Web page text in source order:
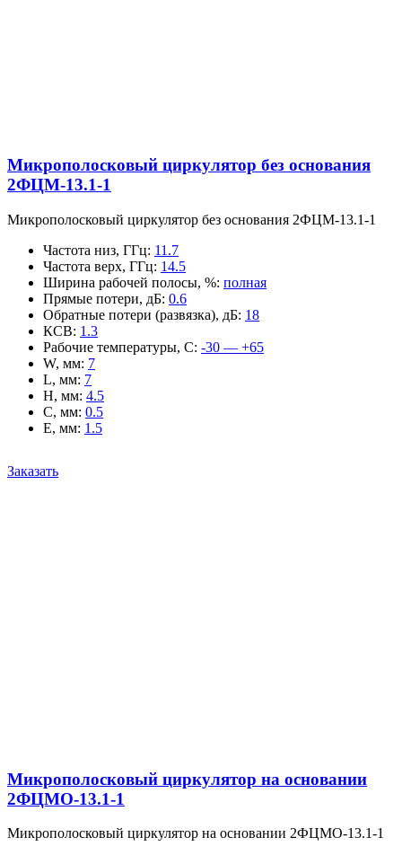
Микрополосковый циркулятор без основания
2ФЦМ-13.1-1
Микрополосковый циркулятор без основания 2ФЦМ-13.1-1
Частота низ, ГГц: 11.7
Частота верх, ГГц: 14.5
Ширина рабочей полосы, %: полная
Прямые потери, дБ: 0.6
Обратные потери (развязка), дБ: 18
КСВ: 1.3
Рабочие температуры, С: -30 — +65
W, мм: 7
L, мм: 7
H, мм: 4.5
C, мм: 0.5
E, мм: 1.5
Заказать
Микрополосковый циркулятор на основании
2ФЦМО-13.1-1
Микрополосковый циркулятор на основании 2ФЦМО-13.1-1